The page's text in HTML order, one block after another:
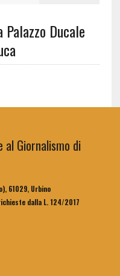
Ducale
Giornalismo di
61029, Urbino
dalla L. 124/2017